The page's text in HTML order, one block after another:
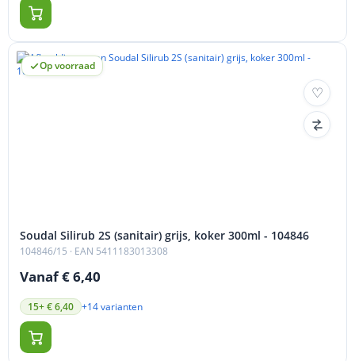
Op voorraad
Soudal Silirub 2S (sanitair) grijs, koker 300ml - 104846
104846/15 · EAN 5411183013308
Vanaf € 6,40
15+ € 6,40 +14 varianten